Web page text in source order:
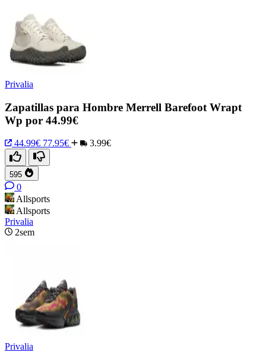
Privalia
Zapatillas para Hombre Merrell Barefoot Wrapt
Wp por 44.99€
44.99€ 77.95€ 3.99€
595
0
Allsports
Allsports
Privalia
2sem
Privalia